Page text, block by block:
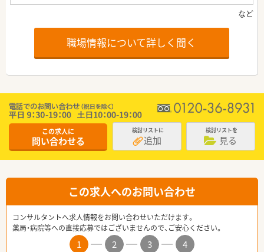
職場情報について詳しく聞く
この求人に
問い合わせる
検討リストに
追加
検討リストを
見る
この求人へのお問い合わせ
コンサルタントへ求人情報をお問い合わせいただけます。
薬局・病院等への直接応募ではございませんので、ご安心ください。
1 2 3
4